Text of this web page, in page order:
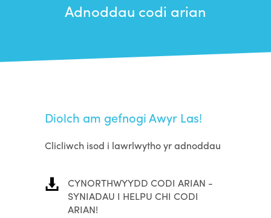
Adnoddau codi arian
Diolch am gefnogi Awyr Las!
Clicliwch isod i lawrlwytho yr adnoddau
CYNORTHWYYDD CODI ARIAN -
SYNIADAU I HELPU CHI CODI
ARIAN!